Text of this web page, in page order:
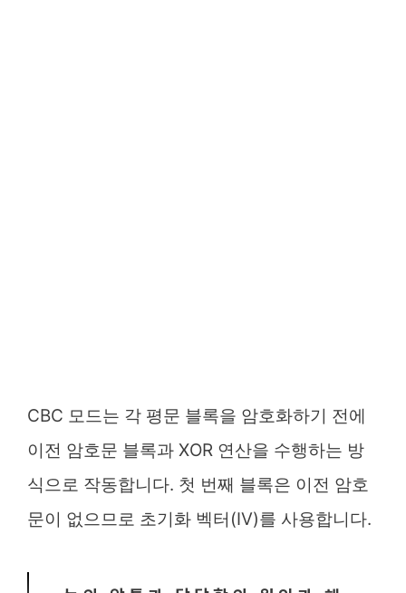
CBC 모드는 각 평문 블록을 암호화하기 전에
이전 암호문 블록과 XOR 연산을 수행하는 방
식으로 작동합니다. 첫 번째 블록은 이전 암호
문이 없으므로 초기화 벡터(IV)를 사용합니다.